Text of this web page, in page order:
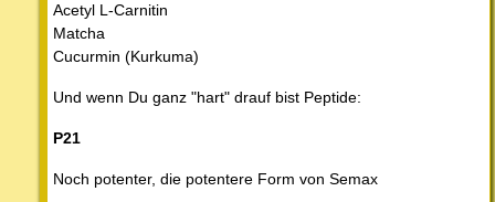
Acetyl L-Carnitin
Matcha
Cucurmin (Kurkuma)
Und wenn Du ganz "hart" drauf bist Peptide:
P21
Noch potenter, die potentere Form von Semax